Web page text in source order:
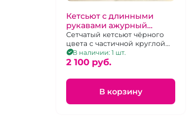
Кетсьют с длинными
рукавами ажурный
"LegAvenue" Ожидание
Сетчатый кетсьют чёрного
цвета с частичной круглой
сеткой с доступом.
В наличии: 1 шт.
2 100 pуб.
В корзину